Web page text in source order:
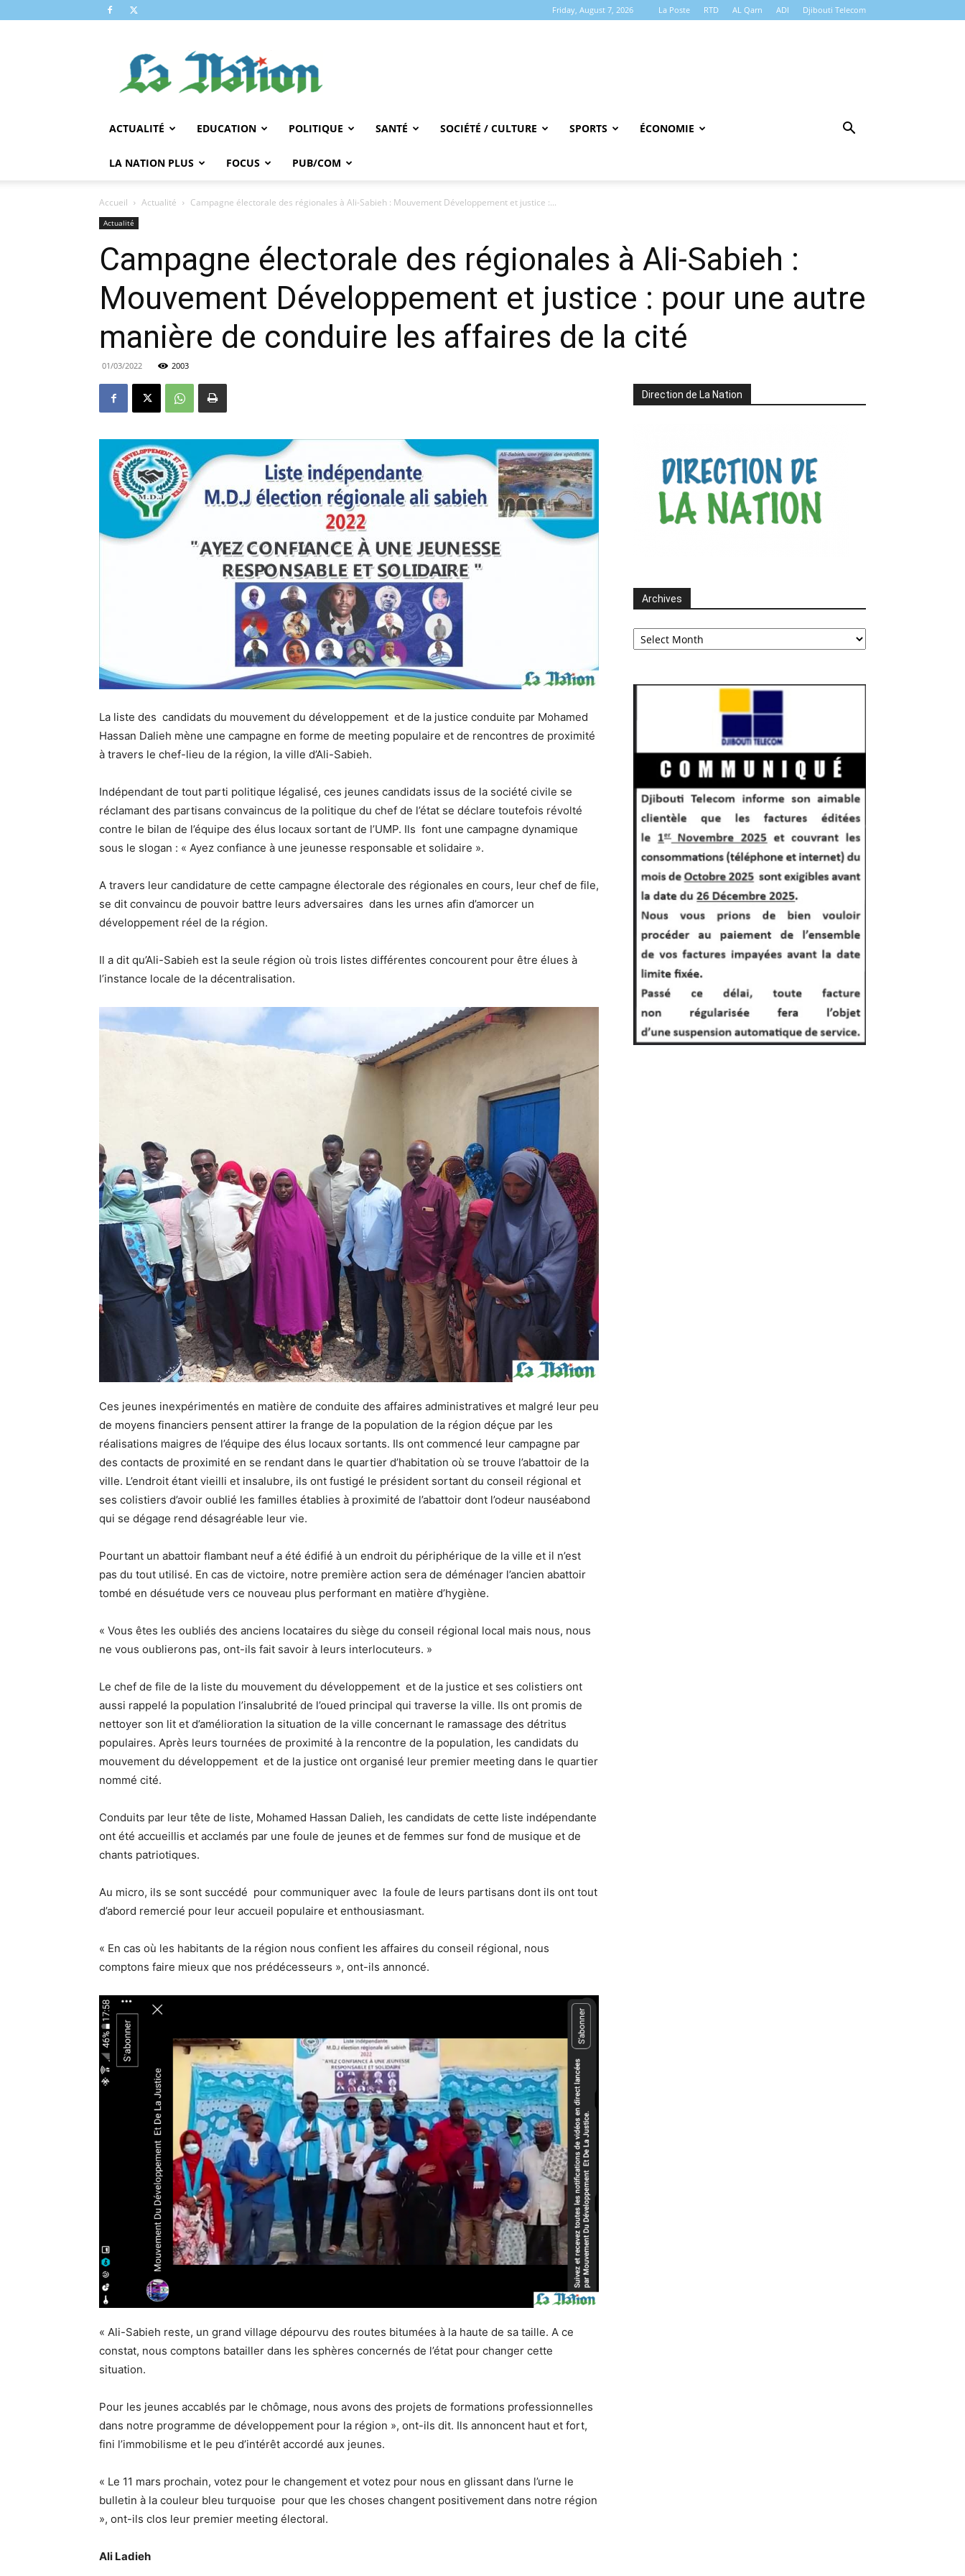
Friday, August 7, 2026 La Poste RTD AL Qarn ADI Djibouti Telecom
NATION
ACTUALITÉ EDUCATION POLITIQUE SANTÉ SOCIÉTÉ / CULTURE SPORTS ÉCONOMIE
LA NATION PLUS FOCUS PUB/COM
Accueil Actualité Campagne électorale des régionales à Ali-Sabieh : Mouvement Développement et justice :...
Actualité
Campagne électorale des régionales à Ali-Sabieh :
Mouvement Développement et justice : pour une autre
manière de conduire les affaires de la cité
01/03/2022 2003
La liste des candidats du mouvement du développement et de la justice conduite par Mohamed
Hassan Dalieh mène une campagne en forme de meeting populaire et de rencontres de proximité
à travers le chef-lieu de la région, la ville d’Ali-Sabieh.
Indépendant de tout parti politique légalisé, ces jeunes candidats issus de la société civile se
réclamant des partisans convaincus de la politique du chef de l’état se déclare toutefois révolté
contre le bilan de l’équipe des élus locaux sortant de l’UMP. Ils font une campagne dynamique
sous le slogan : « Ayez confiance à une jeunesse responsable et solidaire ».
A travers leur candidature de cette campagne électorale des régionales en cours, leur chef de file,
se dit convaincu de pouvoir battre leurs adversaires dans les urnes afin d’amorcer un
développement réel de la région.
Il a dit qu’Ali-Sabieh est la seule région où trois listes différentes concourent pour être élues à
l’instance locale de la décentralisation.
Ces jeunes inexpérimentés en matière de conduite des affaires administratives et malgré leur peu
de moyens financiers pensent attirer la frange de la population de la région déçue par les
réalisations maigres de l’équipe des élus locaux sortants. Ils ont commencé leur campagne par
des contacts de proximité en se rendant dans le quartier d’habitation où se trouve l’abattoir de la
ville. L’endroit étant vieilli et insalubre, ils ont fustigé le président sortant du conseil régional et
ses colistiers d’avoir oublié les familles établies à proximité de l’abattoir dont l’odeur nauséabond
qui se dégage rend désagréable leur vie.
Pourtant un abattoir flambant neuf a été édifié à un endroit du périphérique de la ville et il n’est
pas du tout utilisé. En cas de victoire, notre première action sera de déménager l’ancien abattoir
tombé en désuétude vers ce nouveau plus performant en matière d’hygiène.
« Vous êtes les oubliés des anciens locataires du siège du conseil régional local mais nous, nous
ne vous oublierons pas, ont-ils fait savoir à leurs interlocuteurs. »
Le chef de file de la liste du mouvement du développement et de la justice et ses colistiers ont
aussi rappelé la population l’insalubrité de l’oued principal qui traverse la ville. Ils ont promis de
nettoyer son lit et d’amélioration la situation de la ville concernant le ramassage des détritus
populaires. Après leurs tournées de proximité à la rencontre de la population, les candidats du
mouvement du développement et de la justice ont organisé leur premier meeting dans le quartier
nommé cité.
Conduits par leur tête de liste, Mohamed Hassan Dalieh, les candidats de cette liste indépendante
ont été accueillis et acclamés par une foule de jeunes et de femmes sur fond de musique et de
chants patriotiques.
Au micro, ils se sont succédé pour communiquer avec la foule de leurs partisans dont ils ont tout
d’abord remercié pour leur accueil populaire et enthousiasmant.
« En cas où les habitants de la région nous confient les affaires du conseil régional, nous
comptons faire mieux que nos prédécesseurs », ont-ils annoncé.
« Ali-Sabieh reste, un grand village dépourvu des routes bitumées à la haute de sa taille. A ce
constat, nous comptons batailler dans les sphères concernés de l’état pour changer cette
situation.
Pour les jeunes accablés par le chômage, nous avons des projets de formations professionnelles
dans notre programme de développement pour la région », ont-ils dit. Ils annoncent haut et fort,
fini l’immobilisme et le peu d’intérêt accordé aux jeunes.
« Le 11 mars prochain, votez pour le changement et votez pour nous en glissant dans l’urne le
bulletin à la couleur bleu turquoise pour que les choses changent positivement dans notre région
», ont-ils clos leur premier meeting électoral.
Ali Ladieh
Direction de La Nation
Archives
Archives